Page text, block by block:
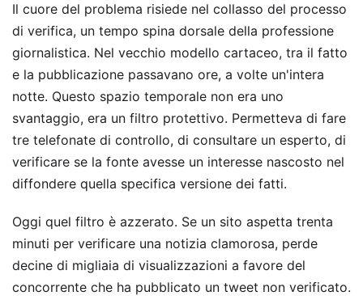
Il cuore del problema risiede nel collasso del processo
di verifica, un tempo spina dorsale della professione
giornalistica. Nel vecchio modello cartaceo, tra il fatto
e la pubblicazione passavano ore, a volte un'intera
notte. Questo spazio temporale non era uno
svantaggio, era un filtro protettivo. Permetteva di fare
tre telefonate di controllo, di consultare un esperto, di
verificare se la fonte avesse un interesse nascosto nel
diffondere quella specifica versione dei fatti.
Oggi quel filtro è azzerato. Se un sito aspetta trenta
minuti per verificare una notizia clamorosa, perde
decine di migliaia di visualizzazioni a favore del
concorrente che ha pubblicato un tweet non verificato.